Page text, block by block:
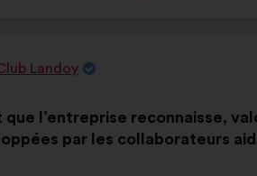
Landoy
que l’entreprise reconnaisse,
par les collaborateurs